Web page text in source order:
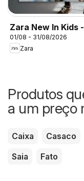
Zara New In Kids
01/08 - 31/08/2026
Zara
Produtos
a um preço
Caixa Casaco
Saia
Fato